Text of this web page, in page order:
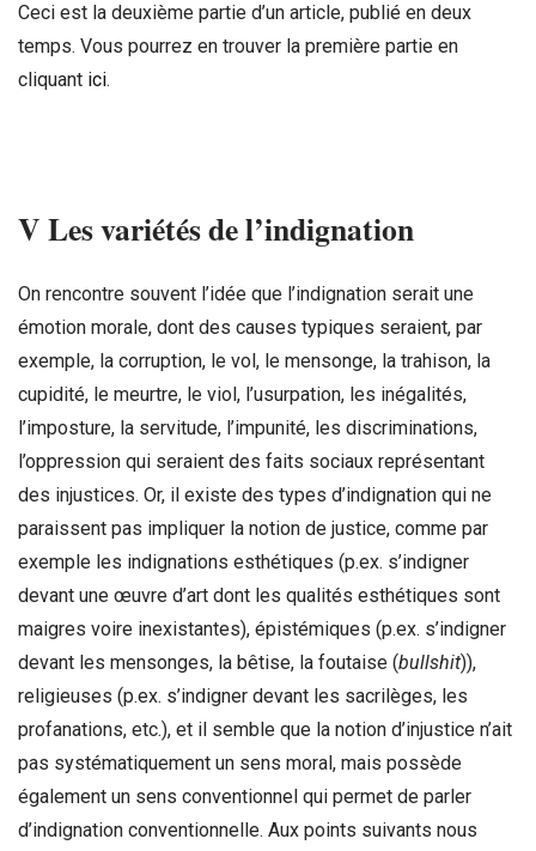
Ceci est la deuxième partie d’un article, publié en deux
temps. Vous pourrez en trouver la première partie en
cliquant ici.
V Les variétés de l’indignation
On rencontre souvent l’idée que l’indignation serait une
émotion morale, dont des causes typiques seraient, par
exemple, la corruption, le vol, le mensonge, la trahison, la
cupidité, le meurtre, le viol, l’usurpation, les inégalités,
l’imposture, la servitude, l’impunité, les discriminations,
l’oppression qui seraient des faits sociaux représentant
des injustices. Or, il existe des types d’indignation qui ne
paraissent pas impliquer la notion de justice, comme par
exemple les indignations esthétiques (p.ex. s’indigner
devant une œuvre d’art dont les qualités esthétiques sont
maigres voire inexistantes), épistémiques (p.ex. s’indigner
devant les mensonges, la bêtise, la foutaise (bullshit)),
religieuses (p.ex. s’indigner devant les sacrilèges, les
profanations, etc.), et il semble que la notion d’injustice n’ait
pas systématiquement un sens moral, mais possède
également un sens conventionnel qui permet de parler
d’indignation conventionnelle. Aux points suivants nous